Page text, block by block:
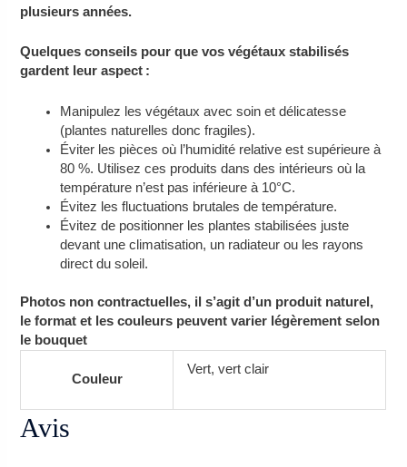
plusieurs années.
Quelques conseils pour que vos végétaux stabilisés
gardent leur aspect :
Manipulez les végétaux avec soin et délicatesse
(plantes naturelles donc fragiles).
Éviter les pièces où l’humidité relative est supérieure à
80 %. Utilisez ces produits dans des intérieurs où la
température n’est pas inférieure à 10°C.
Évitez les fluctuations brutales de température.
Évitez de positionner les plantes stabilisées juste
devant une climatisation, un radiateur ou les rayons
direct du soleil.
Photos non contractuelles, il s’agit d’un produit naturel,
le format et les couleurs peuvent varier légèrement selon
le bouquet
Couleur
Vert, vert clair
Avis